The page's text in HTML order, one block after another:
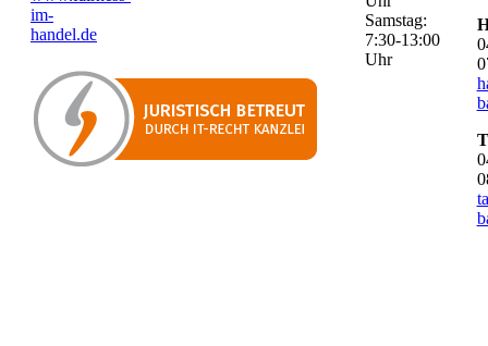
im-
handel.de
Samstag:
7:30-13:00
Uhr